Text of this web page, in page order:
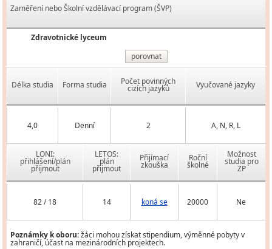
Zaměření nebo Školní vzdělávací program (ŠVP)
Zdravotnické lyceum
porovnat
Délka studia Forma studia Počet povinných
cizích jazyků Vyučované jazyky
4,0 Denní 2 A, N, R, L
LONI:
přihlášení/plán
přijmout
LETOS:
plán
přijmout
Přijímací
zkouška
Roční
školné
Možnost
studia pro
ZP
82 / 18 14 koná se 20000 Ne
Poznámky k oboru:žáci mohou získat stipendium, výměnné pobyty v
zahraničí, účast na mezinárodních projektech.